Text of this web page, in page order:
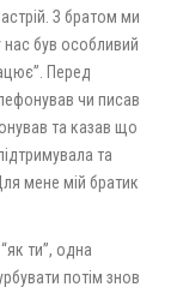
З братом ми
нас був особливий
Перед
чи писав
та казав що
та
мене мій братик
ти”, одна
потім знов